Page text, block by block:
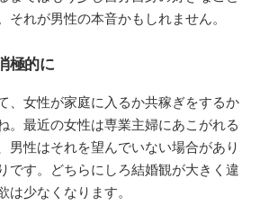
それが男性の本音かもしれません。
極的に
、女性が家庭に入るか共稼ぎをするか
。最近の女性は専業主婦にあこがれる
男性はそれを望んでいない場合があり
です。どちらにしろ結婚観が大きく違
は少なくなります。